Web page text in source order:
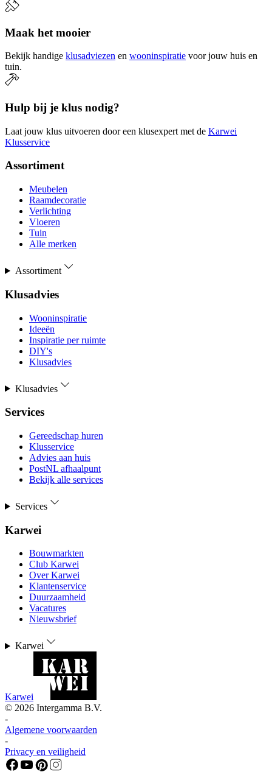
Maak het mooier
Bekijk handige klusadviezen en wooninspiratie voor jouw huis en
tuin.
Hulp bij je klus nodig?
Laat jouw klus uitvoeren door een klusexpert met de Karwei
Klusservice
Assortiment
Meubelen
Raamdecoratie
Verlichting
Vloeren
Tuin
Alle merken
Assortiment
Klusadvies
Wooninspiratie
Ideeën
Inspiratie per ruimte
DIY's
Klusadvies
Klusadvies
Services
Gereedschap huren
Klusservice
Advies aan huis
PostNL afhaalpunt
Bekijk alle services
Services
Karwei
Bouwmarkten
Club Karwei
Over Karwei
Klantenservice
Duurzaamheid
Vacatures
Nieuwsbrief
Karwei
Karwei
© 2026 Intergamma B.V.
-
Algemene voorwaarden
-
Privacy en veiligheid